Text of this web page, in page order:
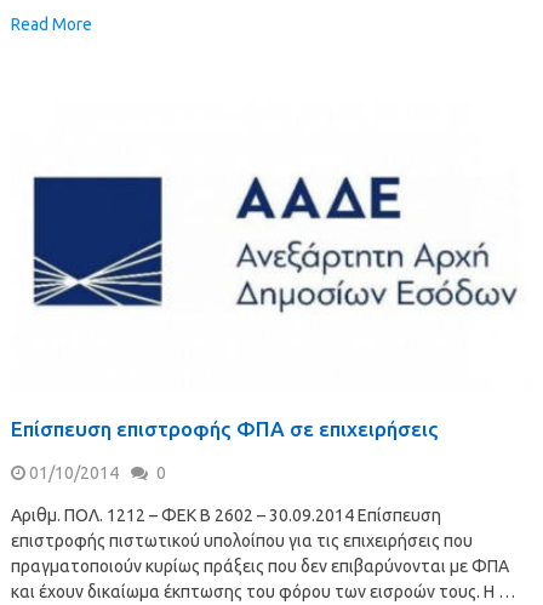
Read More
Επίσπευση επιστροφής ΦΠΑ σε επιχειρήσεις
01/10/2014 0
Αριθμ. ΠΟΛ. 1212 – ΦΕΚ Β 2602 – 30.09.2014 Επίσπευση
επιστροφής πιστωτικού υπολοίπου για τις επιχειρήσεις που
πραγματοποιούν κυρίως πράξεις που δεν επιβαρύνονται με ΦΠΑ
και έχουν δικαίωμα έκπτωσης του φόρου των εισροών τους. Η …